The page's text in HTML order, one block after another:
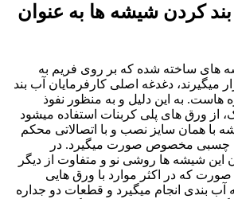
بند کردن شیشه ها به عنوان
های ساخته شده که بر روی فریم به
میگیرند، دغدغه اصلی کارفرمایان آب بند
هاست. به این دلیل و به منظور نفوذ
از ورق های پلی کربنات استفاده میشود
با همان سایز نصب و با اتصالاتی محکم
چسبی مخصوص صورت میگیرد. در
این شیشه ها روشی نو و متفاوت از دیگر
که در اکثر موارد با ورق هایی
بندی انجام میگیرد و قطعات دو جداره